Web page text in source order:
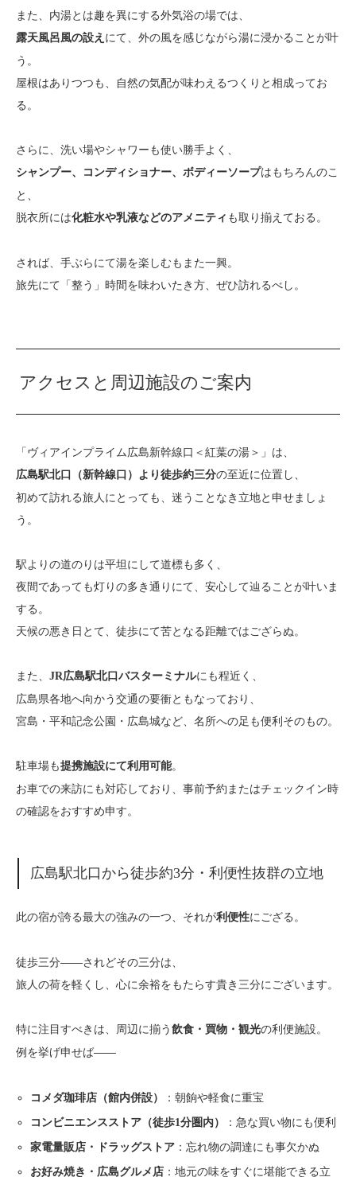
また、内湯とは趣を異にする外気浴の場では、
露天風呂風の設え にて、外の風を感じながら湯に浸かることが叶
う。
屋根はありつつも、自然の気配が味わえるつくりと相成ってお
る。
さらに、洗い場やシャワーも使い勝手よく、
シャンプー、コンディショナー、ボディーソープはもちろんのこ
と、
脱衣所には化粧水や乳液などのアメニティ も取り揃えておる。
されば、手ぶらにて湯を楽しむもまた一興。
旅先にて「整う」時間を味わいたき方、ぜひ訪れるべし。
アクセスと周辺施設のご案内
「ヴィアインプライム広島新幹線口＜紅葉の湯＞」は、
広島駅北口（新幹線口）より徒歩約三分の至近に位置し、
初めて訪れる旅人にとっても、迷うことなき立地と申せましょ
う。
駅よりの道のりは平坦にして道標も多く、
夜間であっても灯りの多き通りにて、安心して辿ることが叶いま
する。
天候の悪き日とて、徒歩にて苦となる距離ではござらぬ。
また、 JR広島駅北口バスターミナルにも程近く、
広島県各地へ向かう交通の要衝ともなっており、
宮島・平和記念公園・広島城など、名所への足も便利そのもの。
駐車場も提携施設にて利用可能。
お車での来訪にも対応しており、事前予約またはチェックイン時
の確認をおすすめ申す。
広島駅北口から徒歩約3分・利便性抜群の立地
此の宿が誇る最大の強みの一つ、それが利便性にござる。
徒歩三分――されどその三分は、
旅人の荷を軽くし、心に余裕をもたらす貴き三分にございます。
特に注目すべきは、周辺に揃う 飲食・買物・観光の利便施設。
例を挙げ申せば――
コメダ珈琲店（館内併設） ：朝餉や軽食に重宝
コンビニエンスストア（徒歩1分圏内） ：急な買い物にも便利
家電量販店・ドラッグストア ：忘れ物の調達にも事欠かぬ
お好み焼き・広島グルメ店 ：地元の味をすぐに堪能できる立